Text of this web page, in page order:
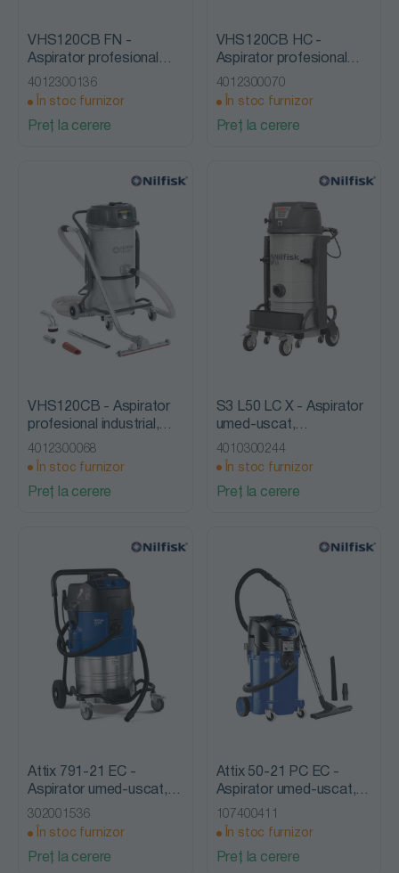
VHS120CB FN -
Aspirator profesional
industrial, Nilfisk
Advance
4012300136
În stoc furnizor
Preț la cerere
VHS120CB HC -
Aspirator profesional
industrial, Nilfisk
Advance
4012300070
În stoc furnizor
Preț la cerere
VHS120CB - Aspirator
profesional industrial,
Nilfisk Advance
4012300068
În stoc furnizor
Preț la cerere
S3 L50 LC X - Aspirator
umed-uscat,
monofazat, Nilfisk
Advance
4010300244
În stoc furnizor
Preț la cerere
Attix 791-21 EC -
Aspirator umed-uscat,
monofazat, Nilfisk Alto
302001536
În stoc furnizor
Preț la cerere
Attix 50-21 PC EC -
Aspirator umed-uscat,
monofazat, Nilfisk Alto
107400411
În stoc furnizor
Preț la cerere